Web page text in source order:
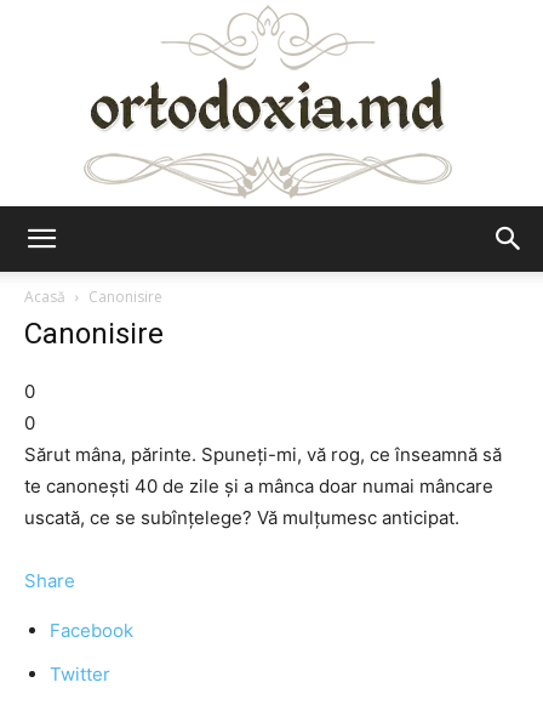
Acasă
Canonisire
Canonisire
0
0
Sărut mâna, părinte. Spuneți-mi, vă rog, ce înseamnă să
te canoneşti 40 de zile și a mânca doar numai mâncare
uscată, ce se subînțelege? Vă mulțumesc anticipat.
Share
Facebook
Twitter